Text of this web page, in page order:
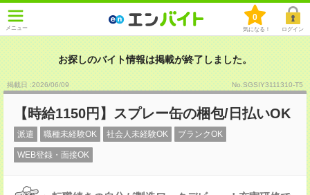
メニュー
0
気になる！ ログイン
お探しのバイト情報は掲載が終了しました。
掲載日 :2026/06/09 No.SGSIY3111310-T5
【時給1150円】スプレー缶の梱包/日払いOK
派遣 職種未経験OK 社会人未経験OK ブランクOK
WEB登録・面接OK